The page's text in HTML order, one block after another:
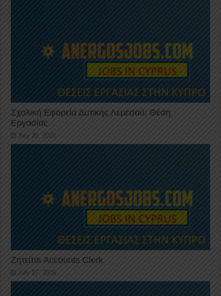
Σχολική Εφορεία Δυτικής Λεμεσού: Θέση
Εργασίας
July 20, 2026
Ζητείται Accounts Clerk
July 17, 2026